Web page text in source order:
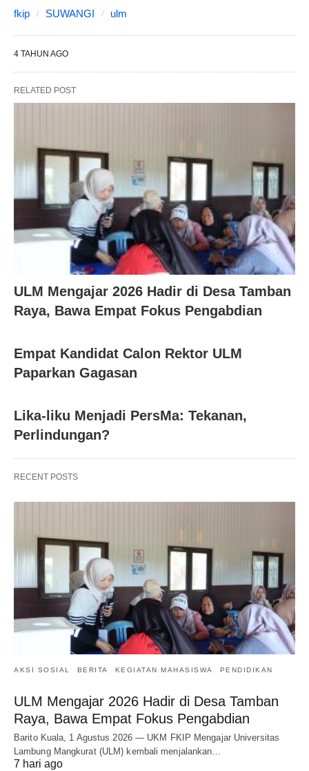
fkip SUWANGI ulm
4 TAHUN AGO
RELATED POST
ULM Mengajar 2026 Hadir di Desa Tamban
Raya, Bawa Empat Fokus Pengabdian
Empat Kandidat Calon Rektor ULM
Paparkan Gagasan
Lika-liku Menjadi PersMa: Tekanan,
Perlindungan?
RECENT POSTS
AKSI SOSIAL BERITA KEGIATAN MAHASISWA PENDIDIKAN
ULM Mengajar 2026 Hadir di Desa Tamban
Raya, Bawa Empat Fokus Pengabdian
Barito Kuala, 1 Agustus 2026 — UKM FKIP Mengajar Universitas
Lambung Mangkurat (ULM) kembali menjalankan…
7 hari ago